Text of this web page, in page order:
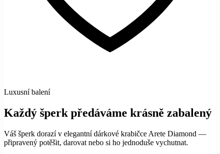
Luxusní balení
Každý šperk předáváme krásně zabalený
Váš šperk dorazí v elegantní dárkové krabičce Arete Diamond —
připravený potěšit, darovat nebo si ho jednoduše vychutnat.